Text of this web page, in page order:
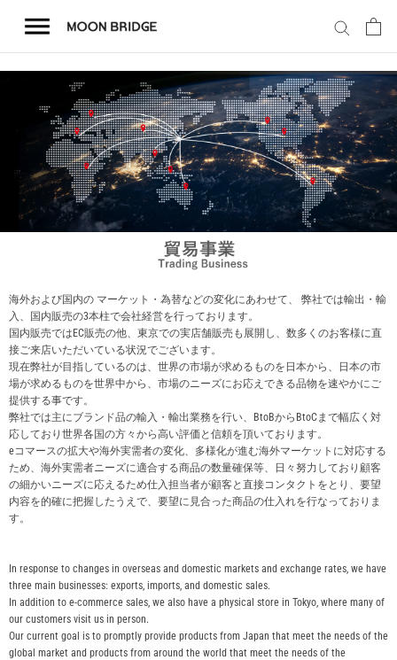
テ
ン
ホーム
商品一覧
会社概要
店舗案内
買取価格例一覧
最新ニュース
ご利用ガイド
保証とメンテナンス
お問い合わせ
海外および国内の マーケット・為替などの変化にあわせて、 弊社では輸出・輸
入、国内販売の3本柱で会社経営を行っております。
国内販売ではEC販売の他、東京での実店舗販売も展開し、数多くのお客様に直
接ご来店いただいている状況でございます。
現在弊社が目指しているのは、世界の市場が求めるものを日本から、日本の市
場が求めるものを世界中から、市場のニーズにお応えできる品物を速やかにご
提供する事です。
弊社では主にブランド品の輸入・輸出業務を行い、BtoBからBtoCまで幅広く対
応しており世界各国の方々から高い評価と信頼を頂いております。
eコマースの拡大や海外実需者の変化、多様化が進む海外マーケットに対応する
ため、海外実需者ニーズに適合する商品の数量確保等、日々努力しており顧客
の細かいニーズに応えるため仕入担当者が顧客と直接コンタクトをとり、要望
内容を的確に把握したうえで、要望に見合った商品の仕入れを行なっておりま
す。
In response to changes in overseas and domestic markets and exchange rates, we have
three main businesses: exports, imports, and domestic sales.
In addition to e-commerce sales, we also have a physical store in Tokyo, where many of
our customers visit us in person.
Our current goal is to promptly provide products from Japan that meet the needs of the
global market and products from around the world that meet the needs of the